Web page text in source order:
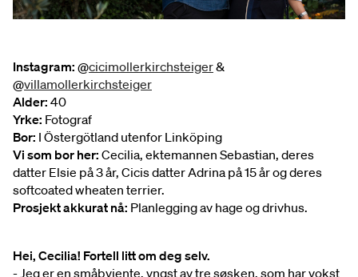
Instagram: @cicimollerkirchsteiger&
@villamollerkirchsteiger
Alder: 40
Yrke: Fotograf
Bor: I Östergötland utenfor Linköping
Vi som bor her: Cecilia, ektemannen Sebastian, deres
datter Elsie på 3 år, Cicis datter Adrina på 15 år og deres
softcoated wheaten terrier.
Prosjekt akkurat nå: Planlegging av hage og drivhus.
Hei, Cecilia! Fortell litt om deg selv.
- Jeg er en småbyjente, yngst av tre søsken, som har vokst